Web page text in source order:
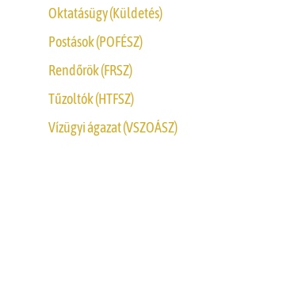
Oktatásügy (Küldetés)
Postások (POFÉSZ)
Rendőrök (FRSZ)
Tűzoltók (HTFSZ)
Vízügyi ágazat (VSZOÁSZ)